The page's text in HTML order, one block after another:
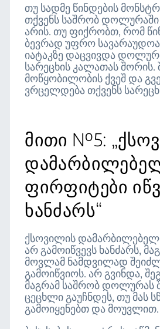
თუ სადმე წინდების
თქვენს საშრობ
არის. თუ ფიქრობთ, რომ
ბევრად უფრო
იატაკზე დაცვივდა
სარეცხის კალათას შორის.
მოწყობილობის ქვეშ და
ვრცელდება თქვენს სარეცხ
მითი №5:
ფირფიტები
ხანძარს“
ქსოვილის
არ გამოიწვევს ხანძარს,
მოვლამ ნამდვილად
გამოიწვიოს. არ გვინდა,
მაგრამ საშრობ დოლურას
ცეცხლი გაუჩნდეს, თუ მას
გამოიყენებთ და მოუვლით.